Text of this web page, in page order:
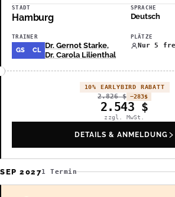
STADT
Hamburg
SPRACHE
Deutsch
TRAINER
GS CL
Dr. Gernot Starke,
Dr. Carola Lilienthal
PLÄTZE
Nur 5
10% EARLYBIRD RABATT
2.826$ −283$
2.543 $
zzgl. MwSt.
DETAILS & ANMELDUNG
SEP 20271 Termin